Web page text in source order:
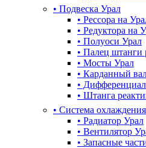
• Подвеска Урал
• Рессора на
• Редуктора на
• Полуоси Урал
• Палец штанги
• Мосты Урал
• Карданный
•
• Штанга
• Система
• Радиатор Урал
• Вентилятор
• Запасные